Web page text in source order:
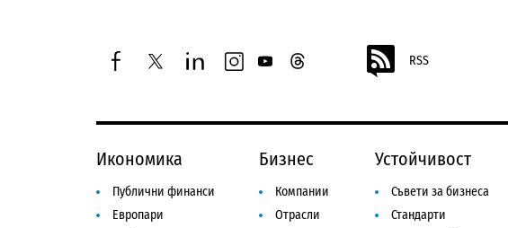
facebooktwitterlinkedininstagram
youtubethreads RSS
Икономика
Публични финанси
Европари
Бизнес
Компании
Отрасли
Устойчивост
Съвети за бизнеса
Стандарти